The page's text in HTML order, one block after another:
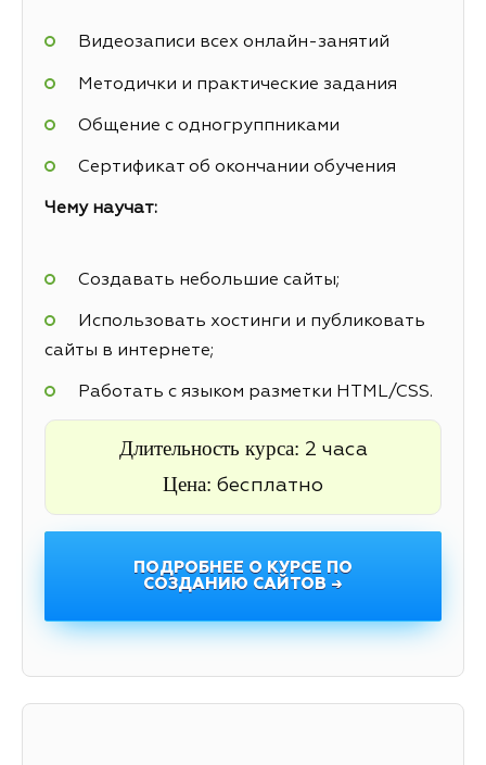
Видеозаписи всех онлайн-занятий
Методички и практические задания
Общение с одногруппниками
Сертификат об окончании обучения
Чему научат:
Создавать небольшие сайты;
Использовать хостинги и публиковать
сайты в интернете;
Работать с языком разметки HTML/CSS.
Длительность курса: 2 часа
Цена: бесплатно
ПОДРОБНЕЕ О КУРСЕ ПО
СОЗДАНИЮ САЙТОВ →